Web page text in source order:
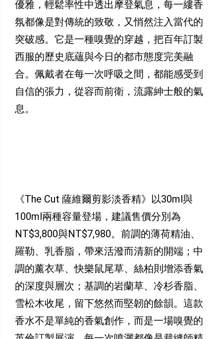
優雅，輕鬆率性中透出摩登氣息，每一縷香
氛都像是對傳統的致敬，又悄然注入當代的
突破感。它是一種嗅覺的穿越，把百年訂製
西服的歷史底蘊與今日的都市態度完美融
合。佩戴者在每一次呼吸之間，都能感受到
自信的張力，從容而前衛，流露紳士般的氣
息。
《The Cut 薩維爾剪影淡香精》以30ml與
100ml兩種容量登場，建議售價分別為
NT$3,800與NT$7,980。前調的薄荷精油、
羅勒、乳香脂，帶來活潑而清新的開端；中
調的薰衣草、快樂鼠尾草、絲柏則增添香氣
的深度與層次；基調的岩蘭草、冷杉香脂、
雪松木收尾，留下悠然而堅韌的餘韻。這款
香水不是單純的香氣創作，而是一場嗅覺的